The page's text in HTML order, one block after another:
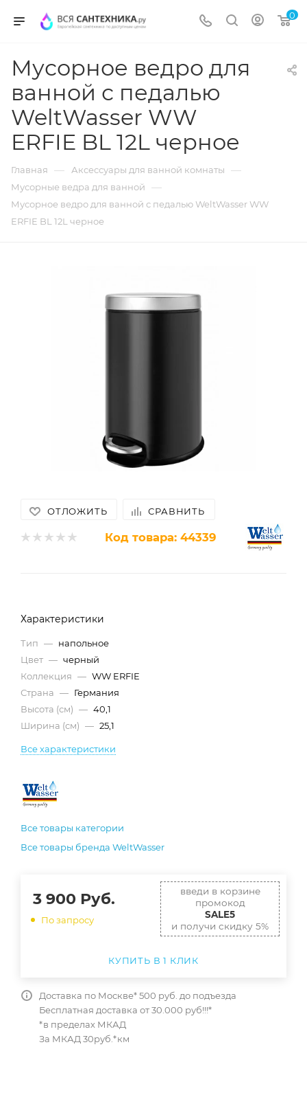
0
Мусорное ведро для
ванной с педалью
WeltWasser WW
ERFIE BL 12L черное
Главная — Аксессуары для ванной комнаты —
Мусорные ведра для ванной —
Мусорное ведро для ванной с педалью WeltWasser WW
ERFIE BL 12L черное
ОТЛОЖИТЬ СРАВНИТЬ
Код товара: 44339
Характеристики
Тип — напольное
Цвет — черный
Коллекция — WW ERFIE
Страна — Германия
Высота (см) — 40,1
Ширина (см) — 25,1
Все характеристики
Все товары категории
Все товары бренда WeltWasser
3 900 Руб.
По запросу
введи в корзине
промокод
SALE5
и получи скидку 5%
КУПИТЬ В 1 КЛИК
Доставка по Москве* 500 руб. до подъезда
Бесплатная доставка от 30.000 руб!!!*
*в пределах МКАД
За МКАД 30руб.*км